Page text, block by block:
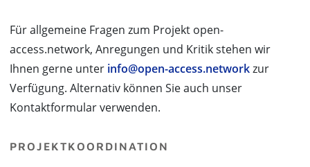
Für allgemeine Fragen zum Projekt open-
access.network, Anregungen und Kritik stehen wir
Ihnen gerne unter info@open-access.networkzur
Verfügung. Alternativ können Sie auch unser
Kontaktformular verwenden.
PROJEKTKOORDINATION